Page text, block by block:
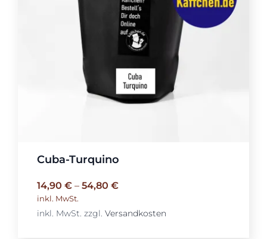
Cuba-Turquino
14,90 €– 54,80 €
inkl. MwSt.
inkl. MwSt. zzgl. Versandkosten